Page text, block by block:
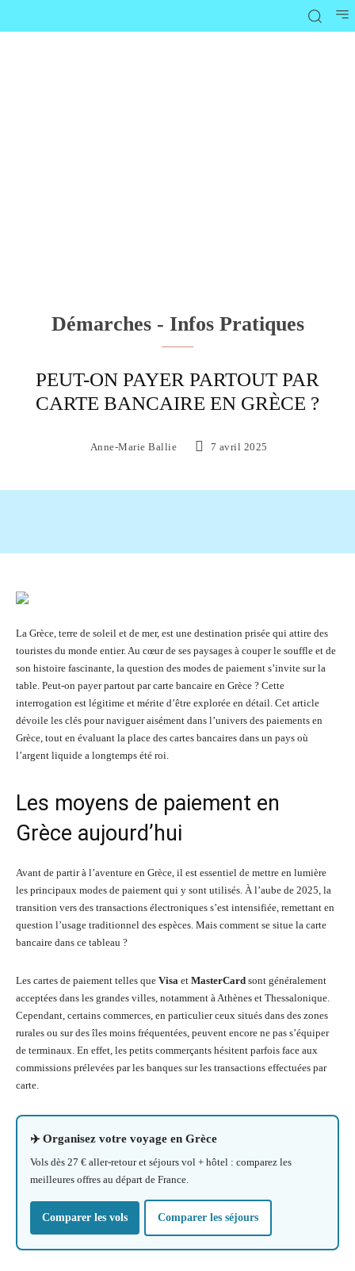
Démarches - Infos Pratiques
PEUT-ON PAYER PARTOUT PAR
CARTE BANCAIRE EN GRÈCE ?
Anne-Marie Ballie 7 avril 2025
La Grèce, terre de soleil et de mer, est une destination prisée qui attire des
touristes du monde entier. Au cœur de ses paysages à couper le souffle et de
son histoire fascinante, la question des modes de paiement s’invite sur la
table. Peut-on payer partout par carte bancaire en Grèce ? Cette
interrogation est légitime et mérite d’être explorée en détail. Cet article
dévoile les clés pour naviguer aisément dans l’univers des paiements en
Grèce, tout en évaluant la place des cartes bancaires dans un pays où
l’argent liquide a longtemps été roi.
Les moyens de paiement en
Grèce aujourd’hui
Avant de partir à l’aventure en Grèce, il est essentiel de mettre en lumière
les principaux modes de paiement qui y sont utilisés. À l’aube de 2025, la
transition vers des transactions électroniques s’est intensifiée, remettant en
question l’usage traditionnel des espèces. Mais comment se situe la carte
bancaire dans ce tableau ?
Les cartes de paiement telles que Visa et MasterCard sont généralement
acceptées dans les grandes villes, notamment à Athènes et Thessalonique.
Cependant, certains commerces, en particulier ceux situés dans des zones
rurales ou sur des îles moins fréquentées, peuvent encore ne pas s’équiper
de terminaux. En effet, les petits commerçants hésitent parfois face aux
commissions prélevées par les banques sur les transactions effectuées par
carte.
✈️ Organisez votre voyage en Grèce
Vols dès 27 € aller-retour et séjours vol + hôtel : comparez les
meilleures offres au départ de France.
Comparer les vols Comparer les séjours